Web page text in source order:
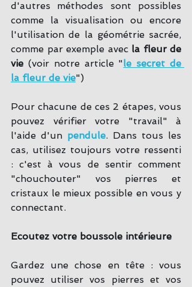
d'autres méthodes sont possibles
comme la visualisation ou encore
l'utilisation de la géométrie sacrée,
comme par exemple avec la fleur de
vie (voir notre article "le secret de
la fleur de vie")
Pour chacune de ces 2 étapes, vous
pouvez vérifier votre "travail" à
l'aide d'un pendule. Dans tous les
cas, utilisez toujours votre ressenti
: c'est à vous de sentir comment
"chouchouter" vos pierres et
cristaux le mieux possible en vous y
connectant.
Ecoutez votre boussole intérieure
Gardez une chose en tête : vous
pouvez utiliser vos pierres et vos